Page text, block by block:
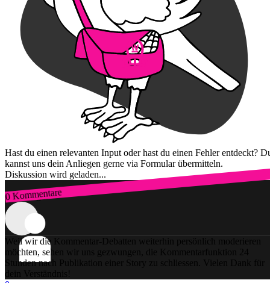
Hast du einen relevanten Input oder hast du einen Fehler entdeckt?
kannst uns dein Anliegen gerne via Formular übermitteln.
Diskussion wird geladen...
0 Kommentare
Zum Login
Weil wir die Kommentar-Debatten weiterhin persönlich moderieren
möchten, sehen wir uns gezwungen, die Kommentarfunktion 24
Stunden nach Publikation einer Story zu schliessen. Vielen Dank für
dein Verständnis!